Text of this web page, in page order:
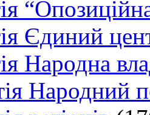
Єдиний
Народна
Народний